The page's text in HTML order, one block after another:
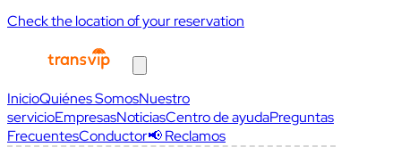
Check the location of your reservation
InicioQuiénes SomosNuestro
servicioEmpresasNoticiasCentro de ayudaPreguntas
FrecuentesConductor📢 Reclamos